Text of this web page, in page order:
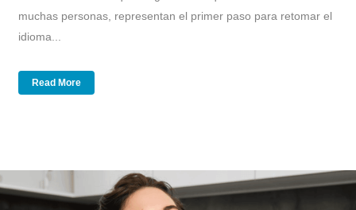
muchas personas, representan el primer paso para retomar el
idioma...
Read More